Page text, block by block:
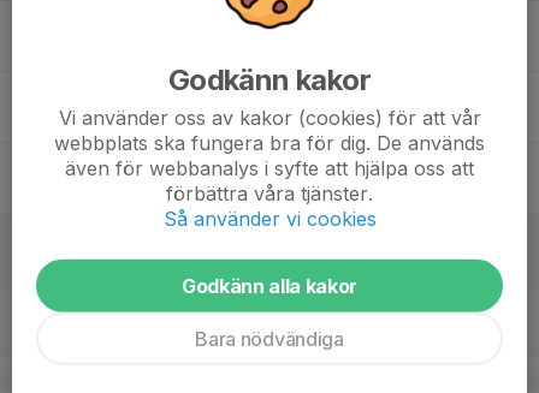
18
09:00
Innebandyskolan
Sköndalshallen
Godkänn kakor
Vi använder oss av kakor (cookies) för att vår
webbplats ska fungera bra för dig. De används
även för webbanalys i syfte att hjälpa oss att
förbättra våra tjänster.
Så använder vi cookies
Godkänn alla kakor
Bara nödvändiga